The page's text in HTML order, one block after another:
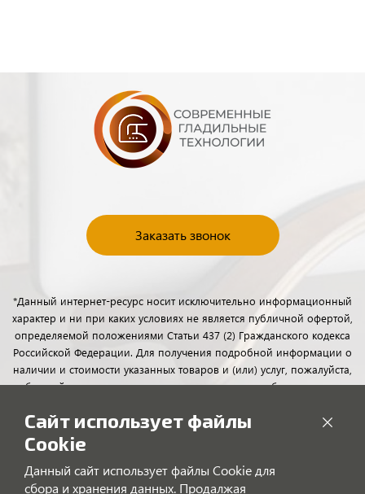
Заказать звонок
*Данный интернет-ресурс носит исключительно информационный
характер и ни при каких условиях не является публичной офертой,
определяемой положениями Статьи 437 (2) Гражданского кодекса
Российской Федерации. Для получения подробной информации о
наличии и стоимости указанных товаров и (или) услуг, пожалуйста,
обращайтесь к менеджерам отдела клиентского обслуживания с
Сайт использует файлы
Cookie
Данный сайт использует файлы Cookie для
сбора и хранения данных. Продалжая